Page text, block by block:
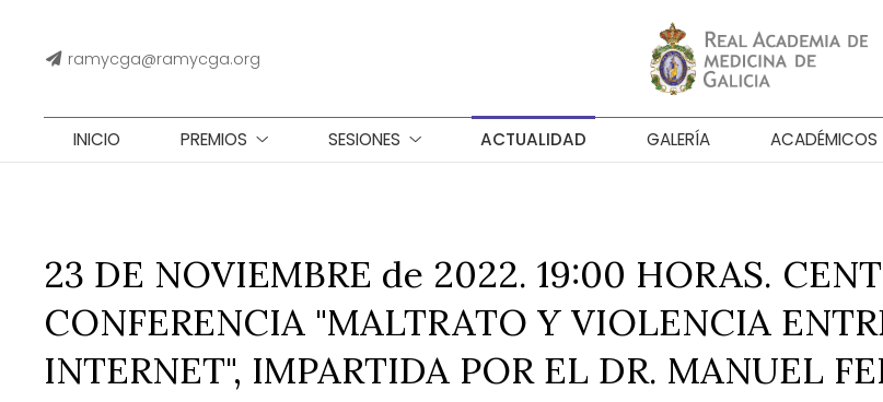
ramycga@ramycga.org
INICIO PREMIOS SESIONES ACTUALIDAD GALERÍA ACADÉMICOS
23 DE NOVIEMBRE de 2022. 19:00 HORAS.
CONFERENCIA "MALTRATO Y VIOLENCIA
INTERNET", IMPARTIDA POR EL DR. MANUEL